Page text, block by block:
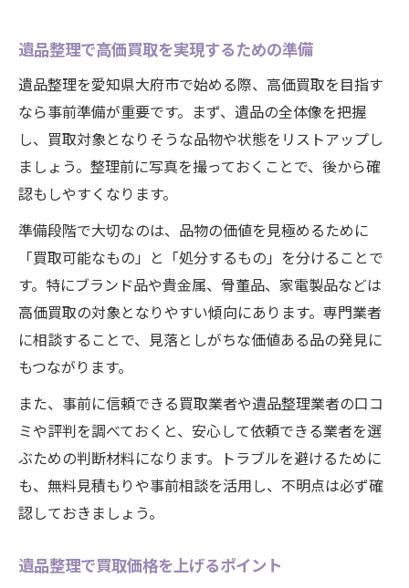
遺品整理で高価買取を実現するための準備
遺品整理を愛知県大府市で始める際、高価買取を目指す
なら事前準備が重要です。まず、遺品の全体像を把握
し、買取対象となりそうな品物や状態をリストアップし
ましょう。整理前に写真を撮っておくことで、後から確
認もしやすくなります。
準備段階で大切なのは、品物の価値を見極めるために
「買取可能なもの」と「処分するもの」を分けることで
す。特にブランド品や貴金属、骨董品、家電製品などは
高価買取の対象となりやすい傾向にあります。専門業者
に相談することで、見落としがちな価値ある品の発見に
もつながります。
また、事前に信頼できる買取業者や遺品整理業者の口コ
ミや評判を調べておくと、安心して依頼できる業者を選
ぶための判断材料になります。トラブルを避けるために
も、無料見積もりや事前相談を活用し、不明点は必ず確
認しておきましょう。
遺品整理で買取価格を上げるポイント